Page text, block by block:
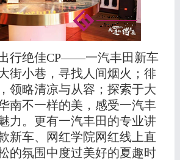
行绝佳CP——一汽丰田新车
街小巷 ，寻找人间烟火；徘
领略清凉与从容；探索于大
南不一样的美 ，感受一汽丰
力 。 更有一汽丰田的专业讲
新车、网红学院网红线上直
的氛围中度过美好的夏趣时